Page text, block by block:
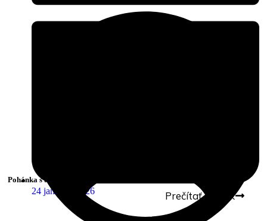
24 januára, 2026
Pohánka s bryndzou a mikrohráškom
Prečítať článok